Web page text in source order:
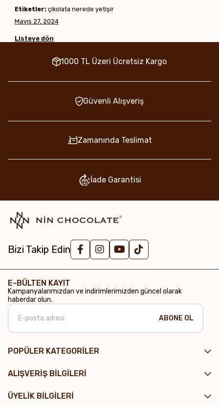
Etiketler: çikolata nerede yetişir
Mayıs 27, 2024
Listeye dön
1000 TL Üzeri Ücretsiz Kargo
Güvenli Alışveriş
Zamanında Teslimat
İade Garantisi
Bizi Takip Edin
POPÜLER KATEGORİLER
ALIŞVERİŞ BİLGİLERİ
ÜYELİK BİLGİLERİ
E-BÜLTEN KAYIT
Kampanyalarımızdan ve indirimlerimizden güncel olarak
haberdar olun.
ABONE OL